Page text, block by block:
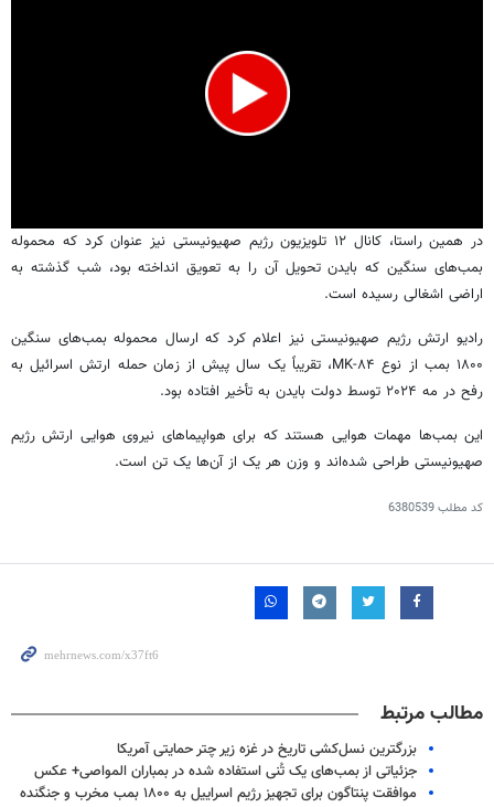
0
seconds
of
در همین راستا، کانال ۱۲ تلویزیون رژیم صهیونیستی نیز عنوان کرد که محموله
بمب‌های سنگین که بایدن تحویل آن را به تعویق انداخته بود، شب گذشته به
اراضی اشغالی رسیده است.
رادیو ارتش رژیم صهیونیستی نیز اعلام کرد که ارسال محموله بمب‌های سنگین
۱۸۰۰ بمب از نوع MK-۸۴، تقریباً یک سال پیش از زمان حمله ارتش اسرائیل به
رفح در مه ۲۰۲۴ توسط دولت بایدن به تأخیر افتاده بود.
این بمب‌ها مهمات هوایی هستند که برای هواپیماهای نیروی هوایی ارتش رژیم
صهیونیستی طراحی شده‌اند و وزن هر یک از آن‌ها یک تن است.
کد مطلب6380539
مطالب مرتبط
بزرگترین نسل‌کشی تاریخ در غزه زیر چتر حمایتی آمریکا
جزئیاتی از بمب‌های یک تُنی استفاده شده در بمباران المواصی+ عکس
موافقت پنتاگون برای تجهیز رژیم اسراییل به ۱۸۰۰ بمب مخرب و جنگنده